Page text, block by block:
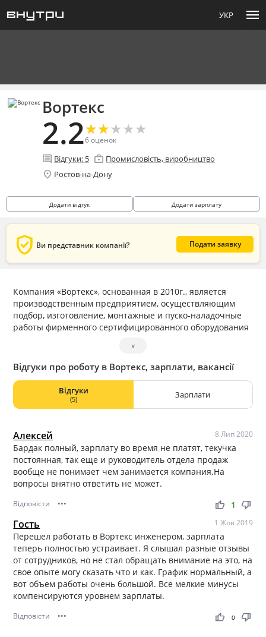
УКР menu
Вортекс
2.2★
★★
★★
★★
★★
★
6оценок
comment Відгуки: 5 enterprise Промисловість, виробництво
location_on Ростов-на-Дону
Додати відгук Додати зарплату
verified_user Ви представник компанії? Подати заявку
Компания «Вортекс», основанная в 2010г., является
производственным предприятием, осуществляющим
подбор, изготовление, монтажные и пуско-наладочные
работы фирменного сертифицированного оборудования
изготовление очистных сооружений. Производственные
площади более 3000 м2, команда квалифицированных
специалистов и новейшее оборудование, позволило
компании «Вортекс» выйти на федеральный уровень и
зарекомендовать себя как производителя
высококачественного продукта.
˅
Відгуки про роботу в Вортекс, зарплати, вакансії
Відгуки
(5) Зарплати
Алексей 8 Лип 2020
Бардак полный, зарплату во время не платят, текучка
постоянная, так еще и руководитель отдела продаж
вообще не понимает чем занимается компания.На
вопросы внятно ответить не может.
Відповісти ••• thumb_up thumb_down
1
Гость 1 Жов 2019
Перешел работать в Вортекс инженером, зарплата
теперь полностью устраивает. Я слышал разные отзывы
от сотрудников, но не стал обращать внимание на это, на
свое опыте могу сказать что и как. График нормальный, а
вот объем работы очень большой. Все мелкие минусы
компенсируются уровнем зарплаты.
Відповісти ••• thumb_up thumb_down
0